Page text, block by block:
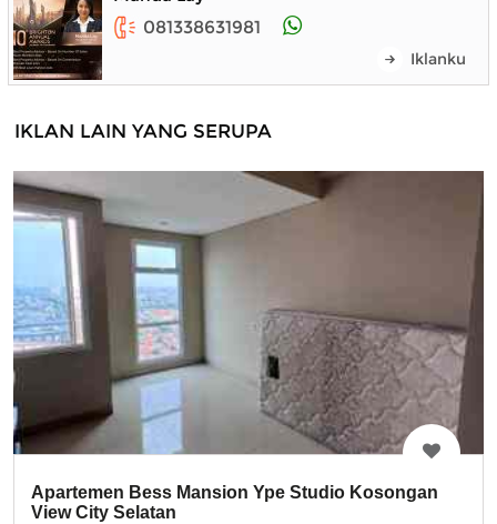
081338631981
Iklanku
IKLAN LAIN YANG SERUPA
Apartemen Bess Mansion Ype Studio Kosongan
View City Selatan